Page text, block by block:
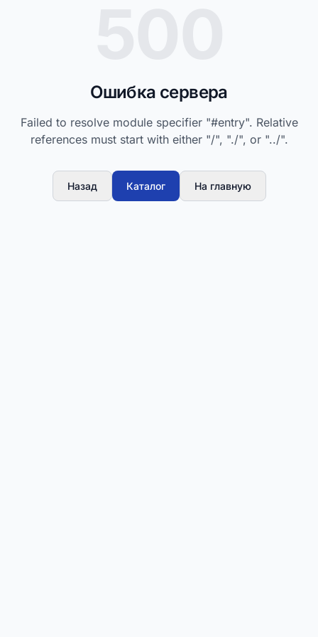
Ошибка сервера
Failed to resolve module specifier "#entry". Relative
references must start with either "/", "./", or "../".
Назад Каталог На главную